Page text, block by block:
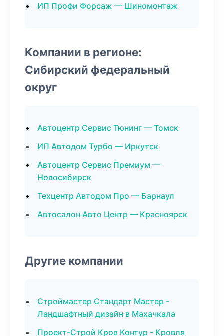
ИП Профи Форсаж — Шиномонтаж
Компании в регионе:
Сибирский федеральный
округ
Автоцентр Сервис Тюнинг — Томск
ИП Автодом Турбо — Иркутск
Автоцентр Сервис Премиум —
Новосибирск
Техцентр Автодом Про — Барнаул
Автосалон Авто Центр — Красноярск
Другие компании
Строймастер Стандарт Мастер -
Ландшафтный дизайн в Махачкала
Проект-Строй Кров Контур - Кровля